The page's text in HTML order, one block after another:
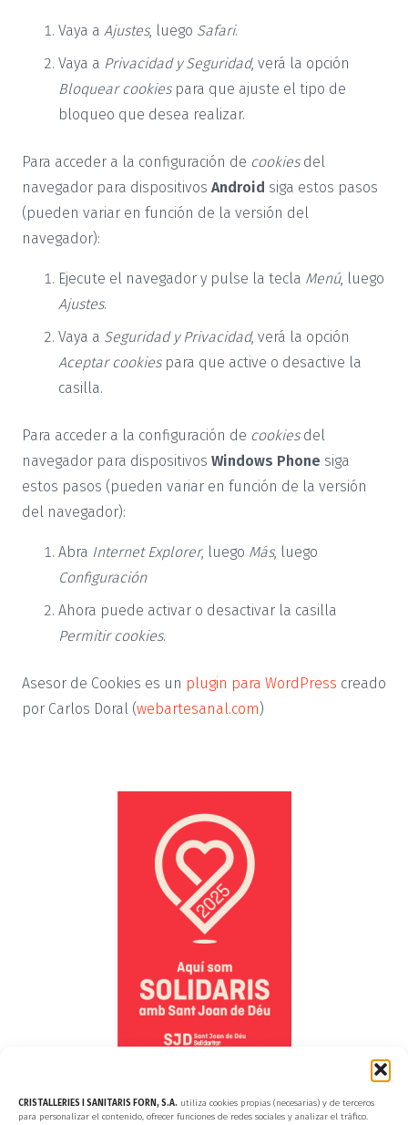
CRISTALLERIES I SANITARIS FORN, S.A. utiliza cookies propias (necesarias) y de terceros
para personalizar el contenido, ofrecer funciones de redes sociales y analizar el tráfico.
Vaya a Ajustes, luego Safari.
Vaya a Privacidad y Seguridad, verá la opción
Bloquear cookiespara que ajuste el tipo de
bloqueo que desea realizar.
Para acceder a la configuración de cookiesdel
navegador para dispositivos Android siga estos pasos
(pueden variar en función de la versión del
navegador):
Ejecute el navegador y pulse la tecla Menú, luego
Ajustes.
Vaya a Seguridad y Privacidad, verá la opción
Aceptar cookiespara que active o desactive la
casilla.
Para acceder a la configuración de cookiesdel
navegador para dispositivos Windows Phone siga
estos pasos (pueden variar en función de la versión
del navegador):
Abra Internet Explorer, luego Más, luego
Configuración
Ahora puede activar o desactivar la casilla
Permitir cookies.
Asesor de Cookies es un plugin para WordPress creado
por Carlos Doral (webartesanal.com)